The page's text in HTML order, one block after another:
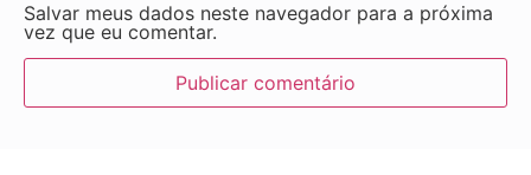
Salvar meus dados neste navegador para a próxima
vez que eu comentar.